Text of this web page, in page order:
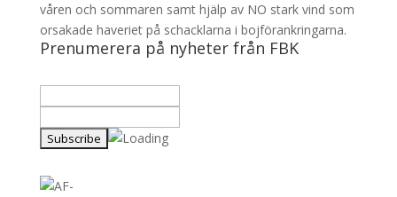
våren och sommaren samt hjälp av NO stark vind som
orsakade haveriet på schacklarna i bojförankringarna.
Prenumerera på nyheter från FBK